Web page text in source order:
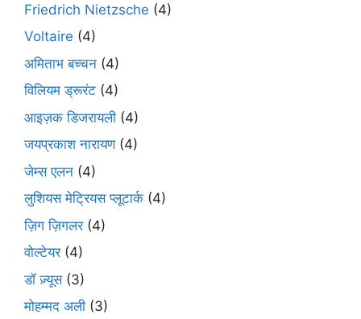
Friedrich Nietzsche (4)
Voltaire (4)
अमिताभ बच्चन (4)
विलियम ड्रूरंट (4)
आइज़क डिजरायली (4)
जयप्रकाश नारायण(4)
जेम्स एलन (4)
लुशियस मेट्रियस प्लूटार्क (4)
ज़िग ज़िगलर(4)
वोल्टेयर(4)
डॉ ज़्यूस(3)
मोहम्मद अली (3)